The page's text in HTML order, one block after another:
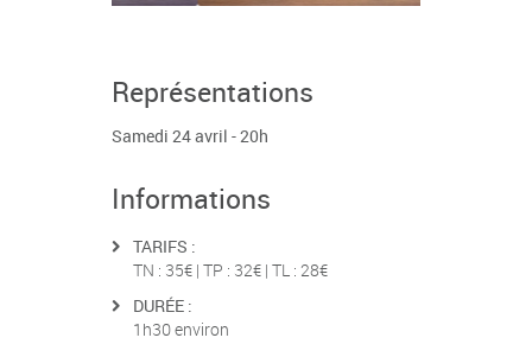
Représentations
Samedi 24 avril - 20h
Informations
TARIFS :
TN : 35€ | TP : 32€ | TL : 28€
DURÉE :
1h30 environ